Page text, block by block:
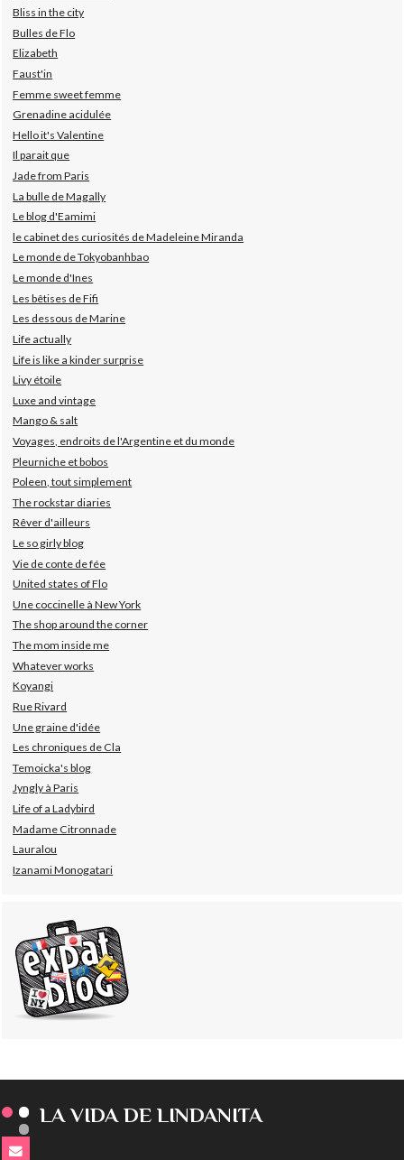
Bliss in the city
Bulles de Flo
Elizabeth
Faust'in
Femme sweet femme
Grenadine acidulée
Hello it's Valentine
Il parait que
Jade from Paris
La bulle de Magally
Le blog d'Eamimi
le cabinet des curiosités de Madeleine Miranda
Le monde de Tokyobanhbao
Le monde d'Ines
Les bêtises de Fifi
Les dessous de Marine
Life actually
Life is like a kinder surprise
Livy étoile
Luxe and vintage
Mango & salt
Voyages, endroits de l'Argentine et du monde
Pleurniche et bobos
Poleen, tout simplement
The rockstar diaries
Rêver d'ailleurs
Le so girly blog
Vie de conte de fée
United states of Flo
Une coccinelle à New York
The shop around the corner
The mom inside me
Whatever works
Koyangi
Rue Rivard
Une graine d'idée
Les chroniques de Cla
Temoicka's blog
Jyngly à Paris
Life of a Ladybird
Madame Citronnade
Lauralou
Izanami Monogatari
LA VIDA DE LINDANITA